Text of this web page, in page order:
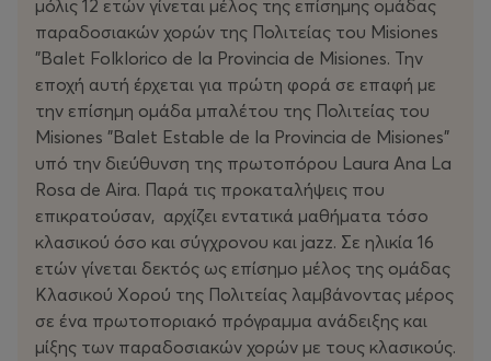
μόλις 12 ετών γίνεται μέλος της επίσημης ομάδας
παραδοσιακών χορών της Πολιτείας του Misiones
"Balet Folklorico de la Provincia de Misiones. Την
εποχή αυτή έρχεται για πρώτη φορά σε επαφή με
την επίσημη ομάδα μπαλέτου της Πολιτείας του
Misiones "Balet Estable de la Provincia de Misiones"
υπό την διεύθυνση της πρωτοπόρου Laura Ana La
Rosa de Aira. Παρά τις προκαταλήψεις που
επικρατούσαν, αρχίζει εντατικά μαθήματα τόσο
κλασικού όσο και σύγχρονου και jazz. Σε ηλικία 16
ετών γίνεται δεκτός ως επίσημο μέλος της ομάδας
Κλασικού Χορού της Πολιτείας λαμβάνοντας μέρος
σε ένα πρωτοποριακό πρόγραμμα ανάδειξης και
μίξης των παραδοσιακών χορών με τους κλασικούς.